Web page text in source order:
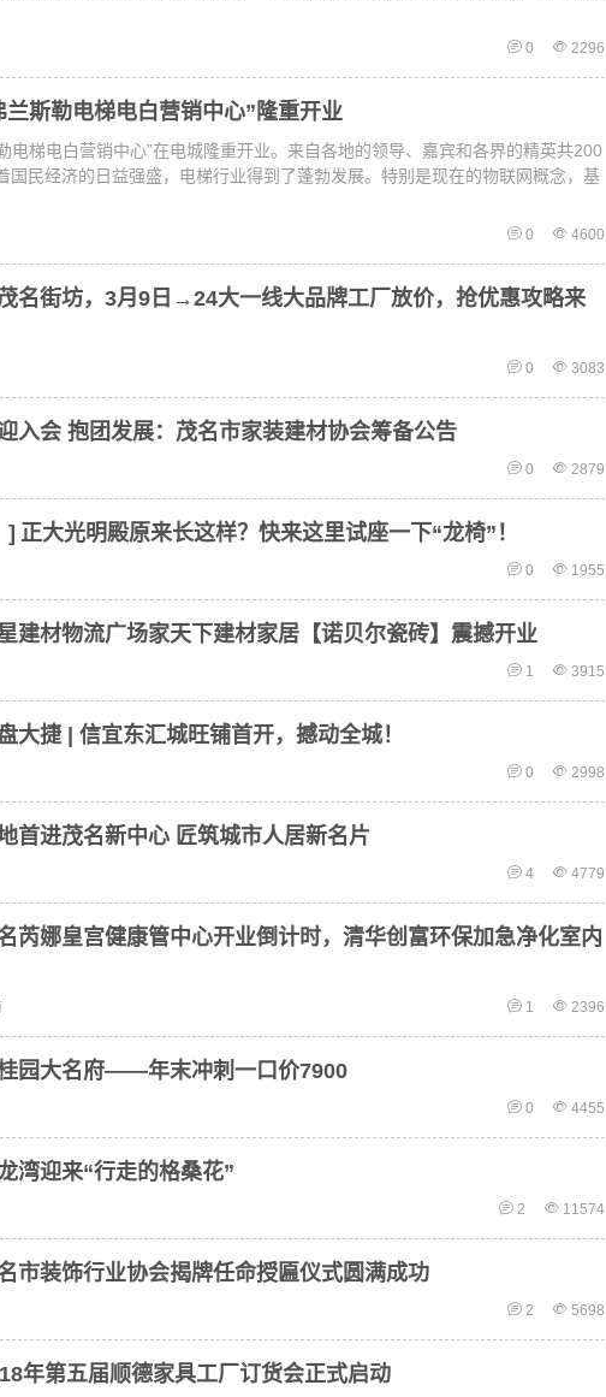
0 2296
兰斯勒电梯电白营销中心”隆重开业
电梯电白营销中心”在电城隆重开业。来自各地的领导、嘉宾和各界的精英共200
国民经济的日益强盛，电梯行业得到了蓬勃发展。特别是现在的物联网概念，基
0 4600
名街坊，3月9日→24大一线大品牌工厂放价，抢优惠攻略来
0 3083
入会 抱团发展：茂名市家装建材协会筹备公告
0 2879
] 正大光明殿原来长这样？快来这里试座一下“龙椅”！
0 1955
建材物流广场家天下建材家居【诺贝尔瓷砖】震撼开业
1 3915
大捷 | 信宜东汇城旺铺首开，撼动全城！
0 2998
首进茂名新中心 匠筑城市人居新名片
4 4779
芮娜皇宫健康管中心开业倒计时，清华创富环保加急净化室内
1 2396
园大名府——年末冲刺一口价7900
0 4455
湾迎来“行走的格桑花”
2 11574
市装饰行业协会揭牌任命授匾仪式圆满成功
2 5698
年第五届顺德家具工厂订货会正式启动